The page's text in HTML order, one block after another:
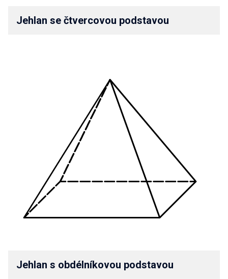
Jehlan se čtvercovou podstavou
Jehlan s obdélníkovou podstavou